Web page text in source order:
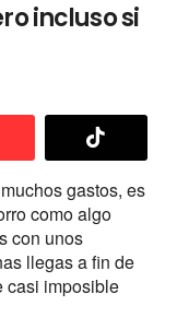
incluso si
gastos, es
como algo
con unos
llegas a fin de
casi imposible